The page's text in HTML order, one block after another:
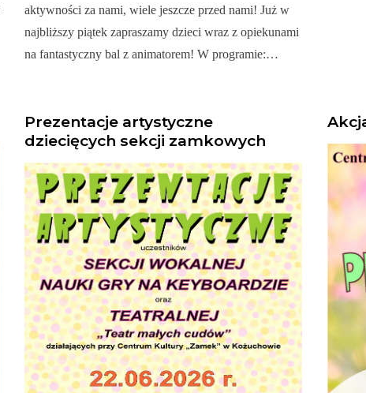
aktywności za nami, wiele jeszcze przed nami! Już w
najbliższy piątek zapraszamy dzieci wraz z opiekunami
na fantastyczny bal z animatorem! W programie:…
Prezentacje artystyczne
dziecięcych sekcji zamkowych